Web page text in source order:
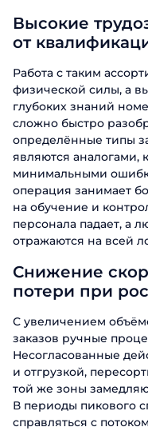
Высокие
от
Работа с таким
физической силы, а
глубоких знаний
сложно быстро
определённые типы
являются аналогами,
минимальными
операция занимает
на обучение и
персонала падает, а
отражаются на всей
Снижение
потери при
С увеличением
заказов ручные
Несогласованные
и отгрузкой,
той же зоны
В периоды пикового
справляться с